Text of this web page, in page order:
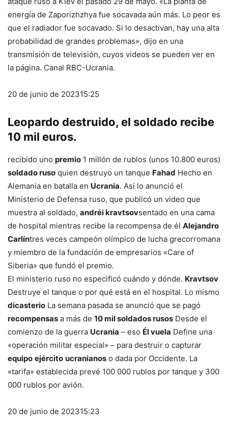
energía de Zaporizhzhya fue socavada aún más. Lo peor es
que el radiador fue socavado. Si lo desactivan, hay una alta
probabilidad de grandes problemas», dijo en una
transmisión de televisión, cuyos videos se pueden ver en
la página. Canal RBC-Ucrania.
20 de junio de 202315:25
Leopardo destruido, el soldado recibe
10 mil euros.
recibido uno premio 1 millón de rublos (unos 10.800 euros)
soldado ruso quien destruyo un tanque Fahad Hecho en
Alemania en batalla en Ucrania. Así lo anunció el
Ministerio de Defensa ruso, que publicó un video que
muestra al soldado, andréi kravtsovsentado en una cama
de hospital mientras recibe la recompensa de él Alejandro
Carlíntres veces campeón olímpico de lucha grecorromana
y miembro de la fundación de empresarios «Care of
Siberia» que fundó el premio.
El ministerio ruso no especificó cuándo y dónde. Kravtsov
Destruye el tanque o por qué está en el hospital. Lo mismo
dicasterio La semana pasada se anunció que se pagó
recompensas a más de 10 mil soldados rusos Desde el
comienzo de la guerra Ucrania – eso Él vuela Define una
«operación militar especial» – para destruir o capturar
equipo ejército ucranianos o dada por Occidente. La
«tarifa» establecida prevé 100 000 rublos por tanque y 300
000 rublos por avión.
20 de junio de 202315:23